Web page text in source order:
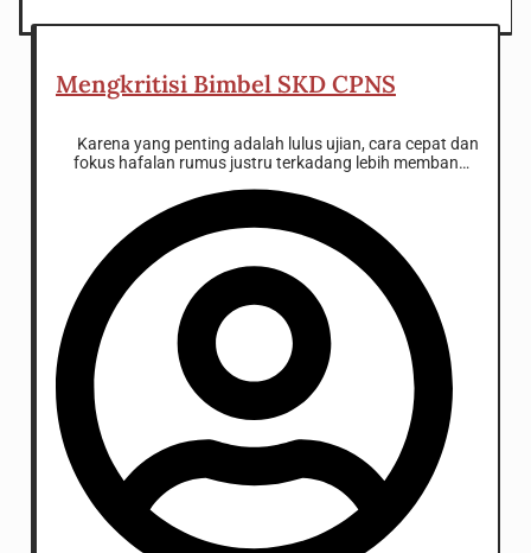
Mengkritisi Bimbel SKD CPNS
Karena yang penting adalah lulus ujian, cara cepat dan
fokus hafalan rumus justru terkadang lebih membantu.
dimaklumi ada pada tentor dan bimbel. Mereka boleh saja
mengajarkan cara pragmatis, tetapi bukan berarti
mengesampingkan soal konsep.